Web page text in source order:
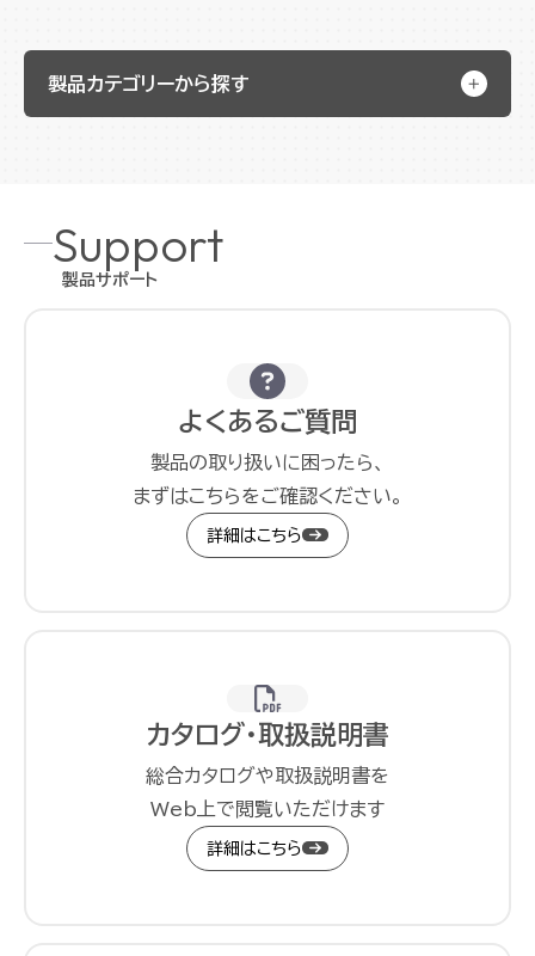
製品カテゴリーから探す
Support
製品サポート
よくあるご質問
製品の取り扱いに困ったら、
まずはこちらをご確認ください。
詳細はこちら
カタログ・取扱説明書
総合カタログや取扱説明書を
Web上で閲覧いただけます
詳細はこちら